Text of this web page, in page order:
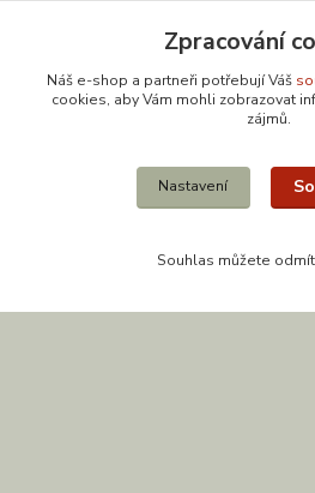
608 867 477
Zpracování
Náš e-shop a partneři potřebují Váš
cookies, aby Vám mohli zobrazovat
zájmů.
Nastavení
Souhlas můžete